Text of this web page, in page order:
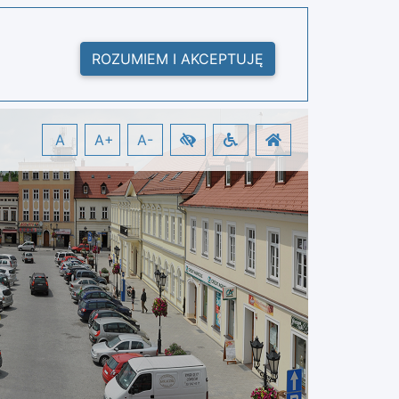
ROZUMIEM I AKCEPTUJĘ
A A+ A-